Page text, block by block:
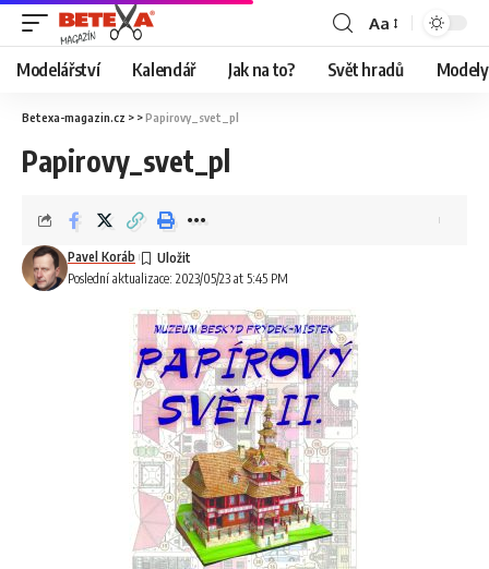
Aa
Modelářství Kalendář Jak na to? Svět hradů
Betexa-magazin.cz > >Papirovy_svet_pl
Papirovy_svet_pl
Poslední aktualizace: 2023/05/23 at 5:45 PM
Pavel Koráb